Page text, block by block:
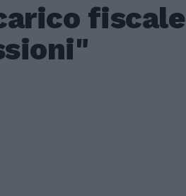
fiscale